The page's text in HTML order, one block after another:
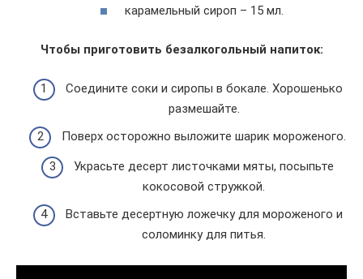
карамельный сироп – 15 мл.
Чтобы приготовить безалкогольный напиток:
Соедините соки и сиропы в бокале. Хорошенько
размешайте.
Поверх осторожно выложите шарик мороженого.
Украсьте десерт листочками мяты, посыпьте
кокосовой стружкой.
Вставьте десертную ложечку для мороженого и
соломинку для питья.